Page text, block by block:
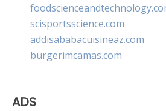
scisportsscience.com
addisababacuisineaz.com
burgerimcamas.com
ADS